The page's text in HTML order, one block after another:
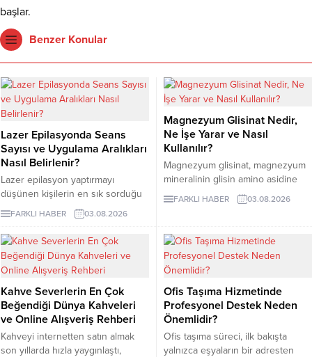
başlar.
Benzer Konular
Lazer Epilasyonda Seans
Sayısı ve Uygulama Aralıkları
Nasıl Belirlenir?
Lazer epilasyon yaptırmayı
düşünen kişilerin en sık sorduğu
konuların başında kaç seans
gerektiği gelir. Ancak bu soruya
herkes için geçerli tek bir sayı
vermek mümkün değildir. Cilt
rengi, kılın kalınlığı, uygulama
bölgesi ve hormonal özellikler
seans planını etkileyebilir. İzmir
lazer epilasyon seçenekleri
araştırılırken kısa sürede kesin
sonuç vadeden açıklamalarla
karşılaşılabilir....
FARKLI HABER 03.08.2026
Magnezyum Glisinat Nedir,
Ne İşe Yarar ve Nasıl
Kullanılır?
Magnezyum glisinat, magnezyum
mineralinin glisin amino asidine
bağlandığı bir takviye formudur.
Glisin, vücudun protein yapımında
ve burada minerali taşıyan bileşen
olarak görev yapar.
FARKLI HABER 03.08.2026
Kahve Severlerin En Çok
Beğendiği Dünya Kahveleri
ve Online Alışveriş Rehberi
Kahveyi internetten satın almak
son yıllarda hızla yaygınlaştı,
Ofis Taşıma Hizmetinde
Profesyonel Destek Neden
Önemlidir?
Ofis taşıma süreci, ilk bakışta
yalnızca eşyaların bir adresten